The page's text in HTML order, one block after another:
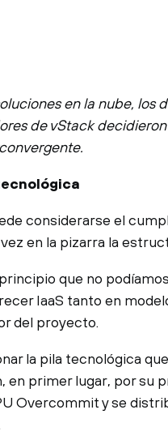
en la nube,
de vStack
considerarse el
en la pizarra la
que no
IaaS tanto en
del proyecto.
la pila tecnológica
en primer lugar, por su
Overcommit y se